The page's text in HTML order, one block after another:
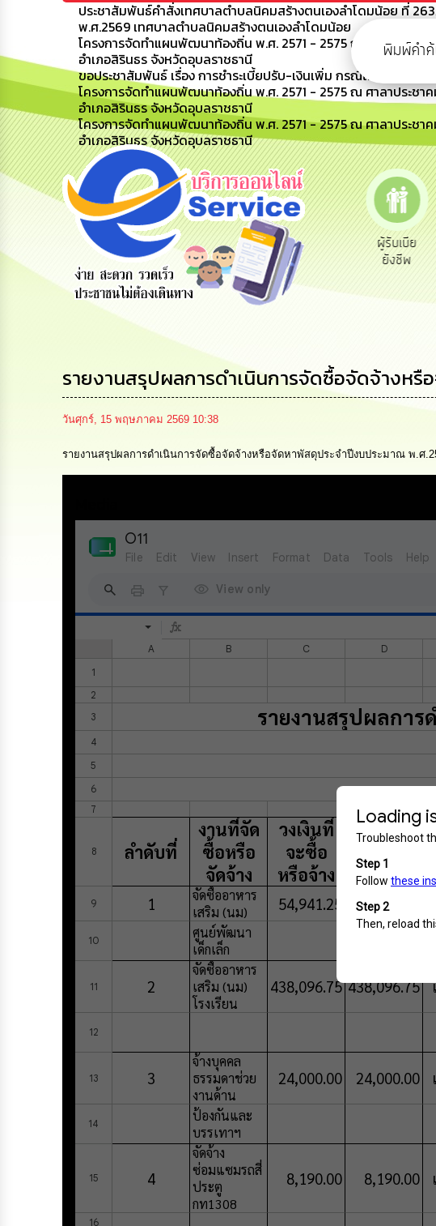
ประชาสัมพันธ์คำสั่งเทศบาลตำบลนิคมสร้างตนเองลำโดมน้อย ที่
พ.ศ.2569 เทศบาลตำบลนิคมสร้างตนเองลำโดมน้อย
โครงการจัดทำแผนพัฒนาท้องถิ่น พ.ศ. 2571 - 2575 ณ ศาลาประชา
อำเภอสิรินธร จังหวัดอุบลราชธานี
ขอประชาสัมพันธ์ เรื่อง การชำระเบี้ยปรับ-เงินเพิ่ม กรณีไม่ได้ชำระภา
โครงการจัดทำแผนพัฒนาท้องถิ่น พ.ศ. 2571 - 2575 ณ ศาลาประชา
อำเภอสิรินธร จังหวัดอุบลราชธานี
โครงการจัดทำแผนพัฒนาท้องถิ่น พ.ศ. 2571 - 2575 ณ ศาลาประชา
อำเภอสิรินธร จังหวัดอุบลราชธานี
ถามตอบ
สำรวจความ
พึงพอใจ
ผู้รับเบีย
ยังชีพ
ประเมินภาษี
ท้องถิ่น
รายงานสรุปผลการดำเนินการจัดซื้อจัดจ้างห
วันศุกร์, 15 พฤษภาคม 2569 10:38
รายงานสรุปผลการดำเนินการจัดซื้อจัดจ้างหรือจัดหาพัสดุประจำปีงบประมาณ พ.ศ